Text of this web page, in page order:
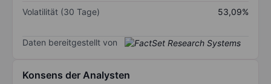
Volatilität (30 Tage)
53,09%
Daten bereitgestellt von
Konsens der Analysten